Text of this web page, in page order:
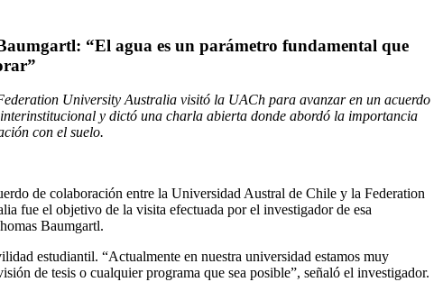
“El agua es un parámetro fundamental que
University Australia visitó la UACh para avanzar en un acuerdo
y dictó una charla abierta donde abordó la importancia
con el suelo.
de colaboración entre la Universidad Austral de Chile y la Federation
fue el objetivo de la visita efectuada por el investigador de esa
Baumgartl.
estudiantil. “Actualmente en nuestra universidad estamos muy
de tesis o cualquier programa que sea posible”, señaló el investigador.